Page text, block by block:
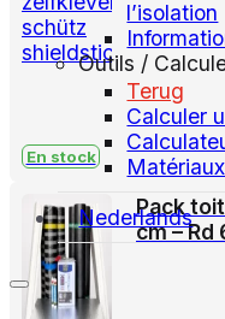
l’isolation
Outils /
Terug
Calculer
Nederlands
En stock
Pack
cm –